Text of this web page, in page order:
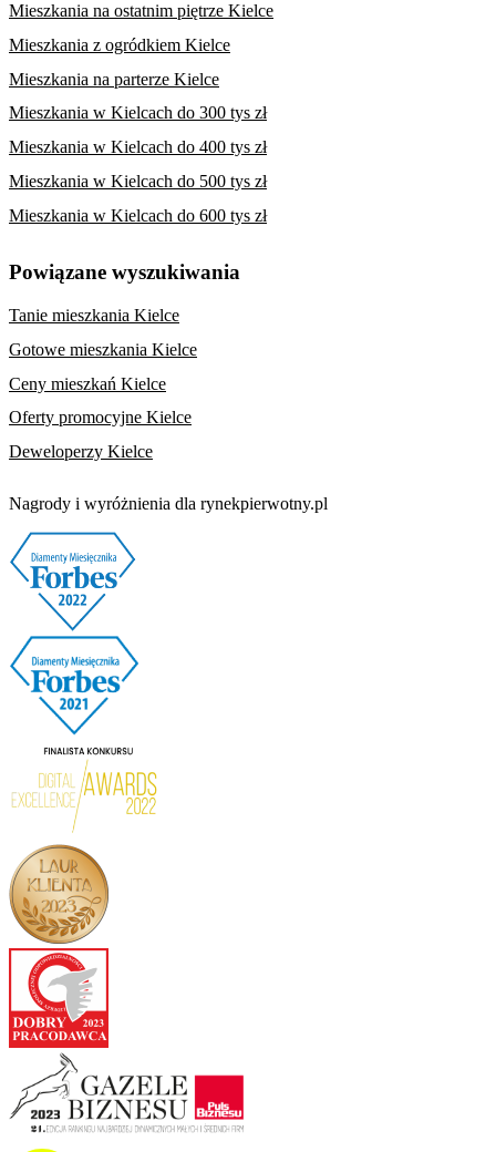
Mieszkania na ostatnim piętrze Kielce
Mieszkania z ogródkiem Kielce
Mieszkania na parterze Kielce
Mieszkania w Kielcach do 300 tys zł
Mieszkania w Kielcach do 400 tys zł
Mieszkania w Kielcach do 500 tys zł
Mieszkania w Kielcach do 600 tys zł
Powiązane wyszukiwania
Tanie mieszkania Kielce
Gotowe mieszkania Kielce
Ceny mieszkań Kielce
Oferty promocyjne Kielce
Deweloperzy Kielce
Nagrody i wyróżnienia dla rynekpierwotny.pl